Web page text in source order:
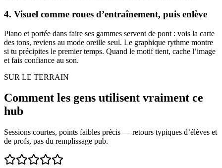
4. Visuel comme roues d’entraînement, puis enlève
Piano et portée dans faire ses gammes servent de pont : vois la carte
des tons, reviens au mode oreille seul. Le graphique rythme montre
si tu précipites le premier temps. Quand le motif tient, cache l’image
et fais confiance au son.
SUR LE TERRAIN
Comment les gens utilisent vraiment ce
hub
Sessions courtes, points faibles précis — retours typiques d’élèves et
de profs, pas du remplissage pub.